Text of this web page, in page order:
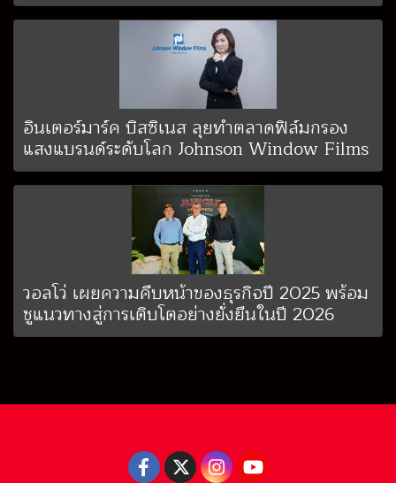
อินเตอร์มาร์ค บิสซิเนส ลุยทำตลาดฟิล์มกรอง
แสงแบรนด์ระดับโลก Johnson Window Films
วอลโว่ เผยความคืบหน้าของธุรกิจปี 2025 พร้อม
ชูแนวทางสู่การเติบโตอย่างยั่งยืนในปี 2026